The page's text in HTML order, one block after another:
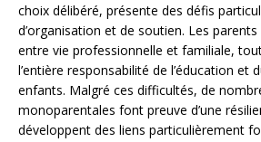
choix délibéré, présente des défis
d’organisation et de soutien. Les
entre vie professionnelle et familiale,
l’entière responsabilité de l’éducation et
enfants. Malgré ces difficultés, de
monoparentales font preuve d’une
développent des liens particulièrement